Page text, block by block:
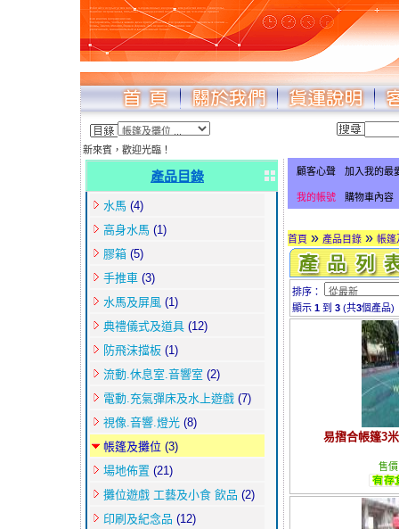
新來賓，歡迎光臨！
產品目錄
水馬 (4)
高身水馬 (1)
膠箱 (5)
手推車 (3)
水馬及屏風 (1)
典禮儀式及道具 (12)
防飛沫擋板 (1)
流動.休息室.音響室 (2)
電動.充氣彈床及水上遊戲 (7)
視像.音響.燈光 (8)
帳篷及攤位 (3)
場地佈置 (21)
攤位遊戲 工藝及小食 飲品 (2)
印刷及紀念品 (12)
顧客心聲 加入我的最
我的帳號 購物車內容
首頁 » 產品目錄 » 帳篷
排序：
顯示 1 到 3 (共3個產品)
易摺合帳篷3
售